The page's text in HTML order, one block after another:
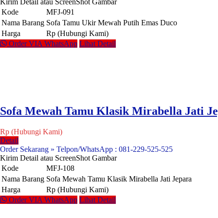
Kode
MFJ-091
Nama Barang Sofa Tamu Ukir Mewah Putih Emas Duco
Harga
Rp (Hubungi Kami)
Order VIA WhatsApp Lihat Detail
Sofa Mewah Tamu Klasik Mirabella Jati
Rp (Hubungi Kami)
Detail
Order Sekarang » Telpon/WhatsApp : 081-229-525-525
Kirim Detail atau ScreenShot Gambar
Kode
MFJ-108
Nama Barang Sofa Mewah Tamu Klasik Mirabella Jati Jepara
Harga
Rp (Hubungi Kami)
Order VIA WhatsApp Lihat Detail